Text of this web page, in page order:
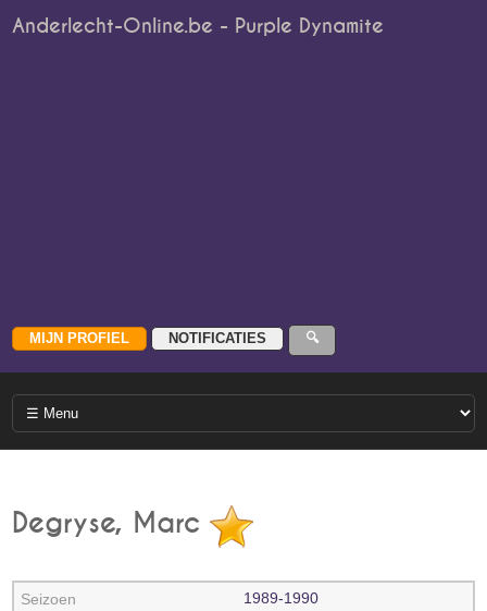
Anderlecht-Online.be - Purple Dynamite
Degryse, Marc
1989‑1990